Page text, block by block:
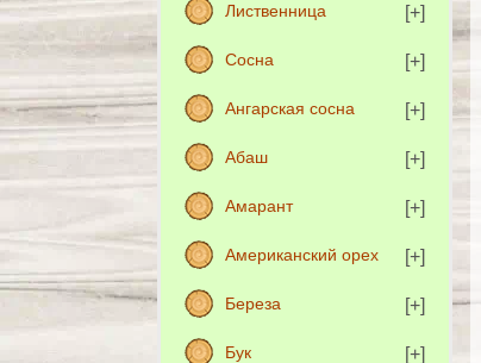
Лиственница
Сосна
Ангарская сосна
Абаш
Амарант
Американский орех
Береза
Бук